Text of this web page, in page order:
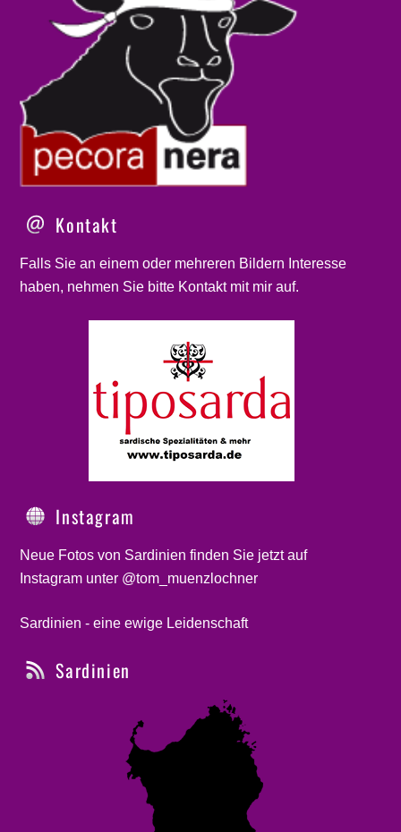
Kontakt
Falls Sie an einem oder mehreren Bildern Interesse
haben, nehmen Sie bitte Kontaktmit mir auf.
Instagram
Neue Fotos von Sardinien finden Sie jetzt auf
Instagram unter @tom_muenzlochner
Sardinien - eine ewige Leidenschaft
Sardinien